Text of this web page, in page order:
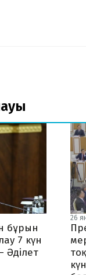
нөмір
Тек email
бұрын
7 күн
Әділет
26